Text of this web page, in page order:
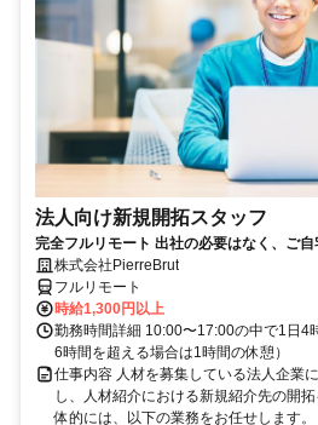
法人向け新規開拓スタッフ
完全フルリモート 出社の必要はなく、ご自
株式会社PierreBrut
フルリモート
時給1,300円以上
勤務時間詳細 10:00〜17:00の中で1日4
6時間を超える場合は1時間の休憩）
仕事内容 人材を募集している法人企業
し、人材紹介における新規紹介先の開
体的には、以下の業務をお任せします